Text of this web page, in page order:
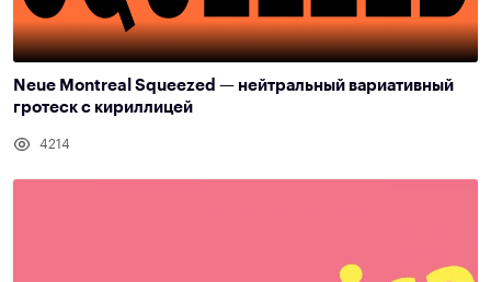
Neue Montreal Squeezed — нейтральный вариативный
гротеск с кириллицей
4214